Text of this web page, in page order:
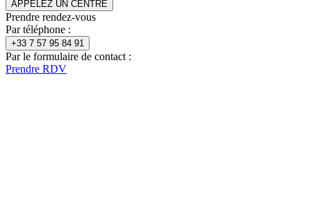
APPELEZ UN CENTRE
Prendre rendez-vous
Par téléphone :
+33 7 57 95 84 91
Par le formulaire de contact :
Prendre RDV